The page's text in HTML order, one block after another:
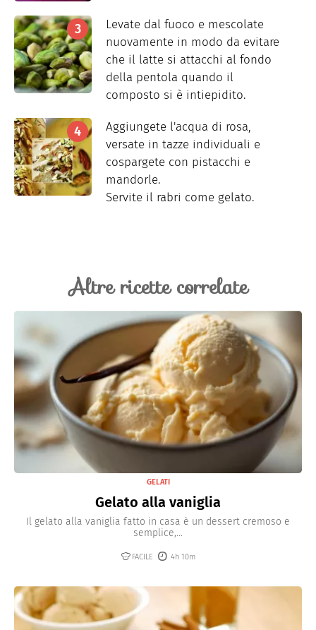
Levate dal fuoco e mescolate
nuovamente in modo da evitare
che il latte si attacchi al fondo
della pentola quando il
composto si è intiepidito.
Aggiungete l'acqua di rosa,
versate in tazze individuali e
cospargete con pistacchi e
mandorle.
Servite il rabri come gelato.
Altre ricette correlate
GELATI
Gelato alla vaniglia
Il gelato alla vaniglia fatto in casa è un dessert cremoso e
semplice,...
FACILE 4h 10m